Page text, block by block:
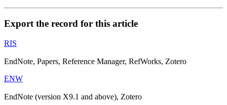
Export the record for this article
RIS
EndNote, Papers, Reference Manager, RefWorks, Zotero
ENW
EndNote (version X9.1 and above), Zotero